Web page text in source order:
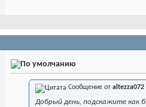
Сообщение от altezza072
Добрый день, подскажите как